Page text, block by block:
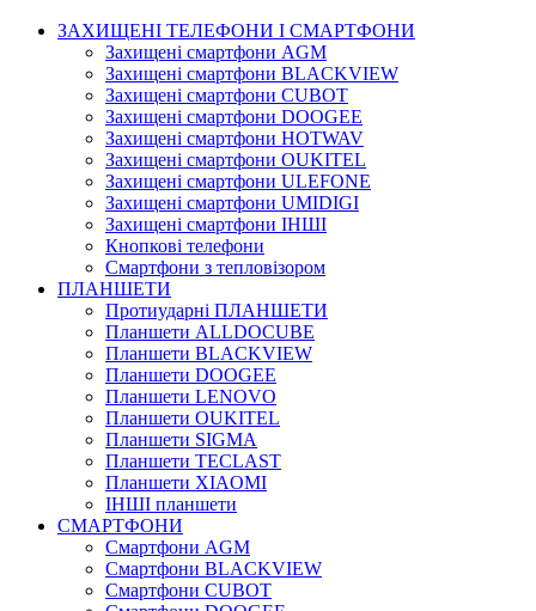
ЗАХИЩЕНІ ТЕЛЕФОНИ І СМАРТФОНИ
Захищені смартфони AGM
Захищені смартфони BLACKVIEW
Захищені смартфони CUBOT
Захищені смартфони DOOGEE
Захищені смартфони HOTWAV
Захищені смартфони OUKITEL
Захищені смартфони ULEFONE
Захищені смартфони UMIDIGI
Захищені смартфони ІНШІ
Кнопкові телефони
Смартфони з тепловізором
ПЛАНШЕТИ
Протиударні ПЛАНШЕТИ
Планшети ALLDOCUBE
Планшети BLACKVIEW
Планшети DOOGEE
Планшети LENOVO
Планшети OUKITEL
Планшети SIGMA
Планшети TECLAST
Планшети XIAOMI
ІНШІ планшети
СМАРТФОНИ
Cмартфони AGM
Смартфони BLACKVIEW
Смартфони CUBOT